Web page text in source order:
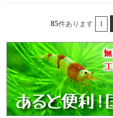
85件あります 1